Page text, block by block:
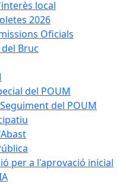
local
2026
Oficials
Bruc
del POUM
del POUM
per a l'aprovació inicial